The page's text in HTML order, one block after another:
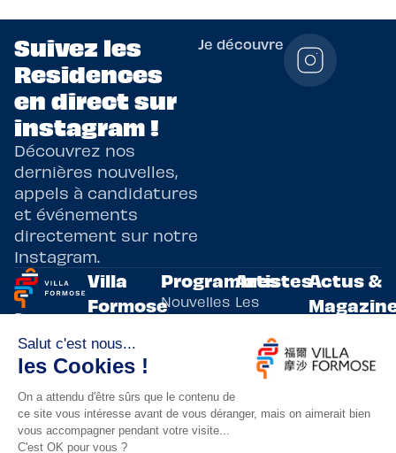
Suivez les
Residences
en direct sur
instagram !
Découvrez nos
dernières nouvelles,
appels à candidatures
et événements
directement sur notre
Instagram.
Je découvre
Programmes
de
résidences
artistiques
bilatérales,
entre la
France et
Taïwan.
Villa
Formose
Adoptez
un artiste
Lieux de
résidence
Programmes
Nouvelles
écritures
Arts
vivants
innovants
Artistes
Les
artistes
résidents
Evènements
Actus &